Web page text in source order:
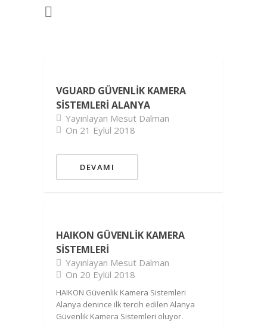
VGUARD GÜVENLIK KAMERA
SISTEMLERI ALANYA
Yayınlayan Mesut Dalman
On 21 Eylül 2018
DEVAMI
HAIKON GÜVENLIK KAMERA
SISTEMLERI
Yayınlayan Mesut Dalman
On 20 Eylül 2018
HAIKON Güvenlik Kamera Sistemleri
Alanya denince ilk tercih edilen Alanya
Güvenlik Kamera Sistemleri oluyor.